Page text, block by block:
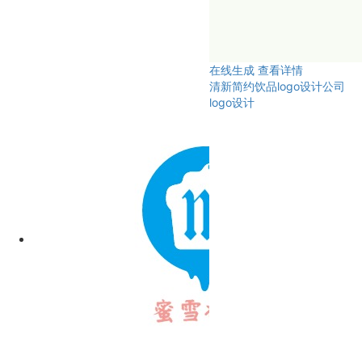
在线生成 查看详情
清新简约饮品logo设计公司
logo设计